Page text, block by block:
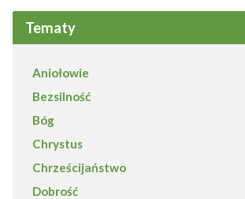
Tematy
Aniołowie
Bezsilność
Bóg
Chrystus
Chrześcijaństwo
Dobrość